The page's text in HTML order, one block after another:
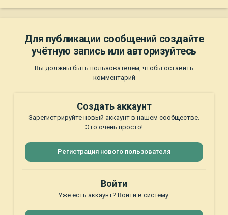
Для публикации сообщений создайте
учётную запись или авторизуйтесь
Вы должны быть пользователем, чтобы оставить
комментарий
Создать аккаунт
Зарегистрируйте новый аккаунт в нашем сообществе.
Это очень просто!
Регистрация нового пользователя
Войти
Уже есть аккаунт? Войти в систему.